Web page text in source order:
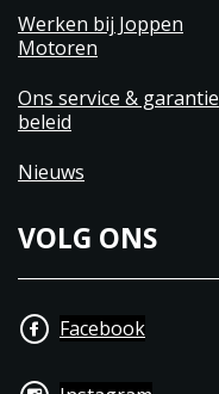
Werken bij Joppen
Motoren
Ons service & garantie
beleid
Nieuws
VOLG ONS
Facebook